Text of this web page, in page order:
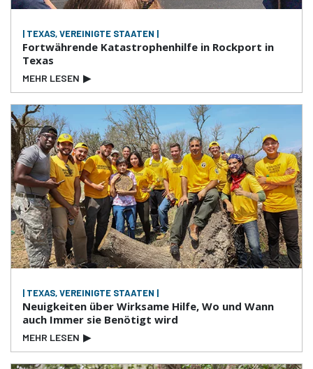
| TEXAS, VEREINIGTE STAATEN |
Fortwährende Katastrophenhilfe in Rockport in
Texas
MEHR LESEN ▶
| TEXAS, VEREINIGTE STAATEN |
Neuigkeiten über Wirksame Hilfe, Wo und Wann
auch Immer sie Benötigt wird
MEHR LESEN ▶